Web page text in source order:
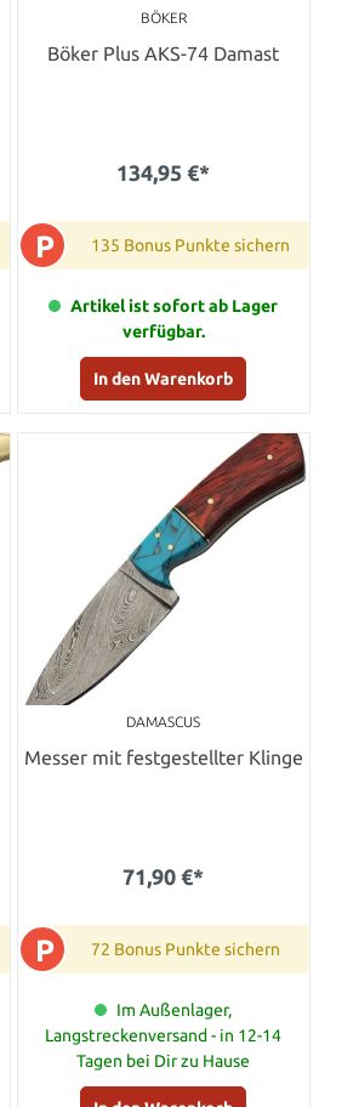
BÖKER
Böker Plus AKS-74 Damast
134,95 €*
P 135 Bonus Punkte sichern
Artikel ist sofort ab Lager
verfügbar.
In den Warenkorb
DAMASCUS
Messer mit festgestellter Klinge
71,90 €*
P 72 Bonus Punkte sichern
Im Außenlager,
Langstreckenversand - in 12-14
Tagen bei Dir zu Hause